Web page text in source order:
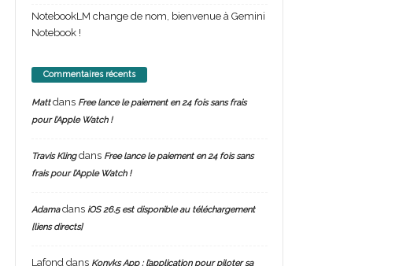
NotebookLM change de nom, bienvenue à Gemini
Notebook !
Commentaires récents
Mattdans Free lance le paiement en 24 fois sans frais
pour l’Apple Watch !
Travis Klingdans Free lance le paiement en 24 fois sans
frais pour l’Apple Watch !
Adamadans iOS 26.5 est disponible au téléchargement
[liens directs]
Lafond dans Konyks App : l’application pour piloter sa